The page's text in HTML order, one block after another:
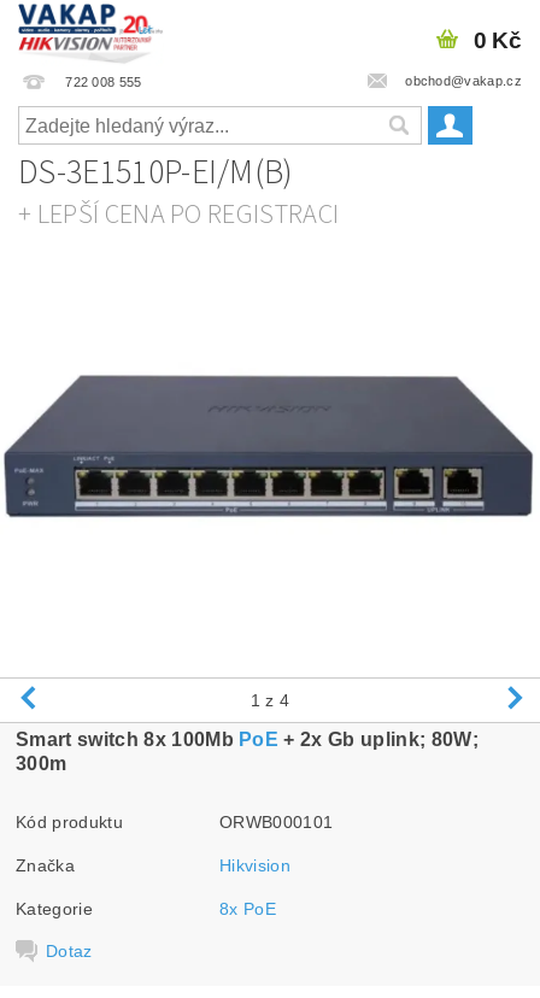
722 008 555 obchod@vakap.cz
0 Kč
DS-3E1510P-EI/M(B)
+ LEPŠÍ CENA PO REGISTRACI
1 z 4
Smart switch 8x 100Mb PoE + 2x Gb uplink; 80W;
300m
Kód produktu ORWB000101
Značka Hikvision
Kategorie 8x PoE
Dotaz